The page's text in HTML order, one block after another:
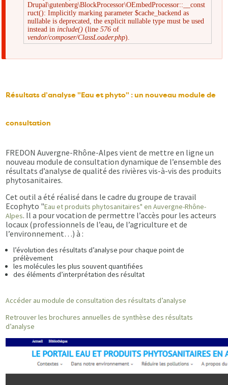
Message
d'erreur
Drupal\gutenberg\BlockProcessor\OEmbedProcessor::__const
ruct(): Implicitly marking parameter $cache_backend as
nullable is deprecated, the explicit nullable type must be used
instead in include() (line576 of
vendor/composer/ClassLoader.php).
Résultats d’analyse "Eau et phyto" : un nouveau module de
consultation
FREDON Auvergne-Rhône-Alpes vient de mettre en ligne un
nouveau module de consultation dynamique de l’ensemble des
résultats d’analyse de qualité des rivières vis-à-vis des produits
phytosanitaires.
Cet outil a été réalisé dans le cadre du groupe de travail
Ecophyto "Eau et produits phytosanitaires" en Auvergne-Rhône-
Alpes. Il a pour vocation de permettre l’accès pour les acteurs
locaux (professionnels de l’eau, de l’agriculture et de
l’environnement…) à :
l’évolution des résultats d’analyse pour chaque point de
prélèvement
les molécules les plus souvent quantifiées
des éléments d’interprétation des résultat
Accéder au module de consultation des résultats d’analyse
Retrouver les brochures annuelles de synthèse des résultats
d’analyse